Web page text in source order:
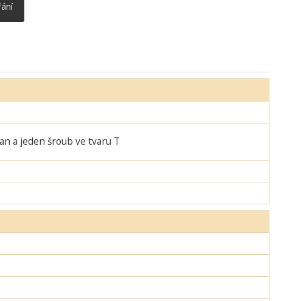
a jeden šroub ve tvaru T